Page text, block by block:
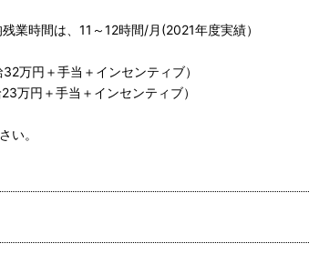
業時間は、11～12時間/月(2021年度実績）
万円＋手当＋インセンティブ）
万円＋手当＋インセンティブ）
い。